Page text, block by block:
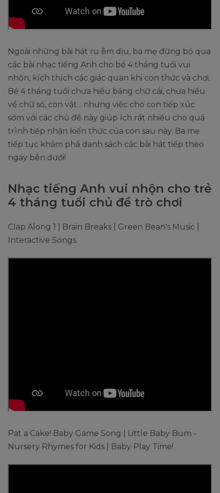
Ngoài những bài hát ru êm dịu, ba mẹ đừng bỏ qua
các bài nhạc tiếng Anh cho bé 4 tháng tuổi vui
nhộn, kích thích các giác quan khi con thức và chơi.
Bé 4 tháng tuổi chưa hiểu bảng chữ cái, chưa hiểu
về chữ số, con vật... nhưng việc cho con tiếp xúc
sớm với các chủ đề này giúp ích rất nhiều cho quá
trình tiếp nhận kiến thức của con sau này. Ba mẹ
tiếp tục khám phá danh sách các bài hát tiếp theo
ngay bên dưới!
Nhạc tiếng Anh vui nhộn cho trẻ
4 tháng tuổi chủ đề trò chơi
Clap Along 1 | Brain Breaks | Green Bean's Music |
Interactive Songs
Pat a Cake! Baby Game Song | Little Baby Bum -
Nursery Rhymes for Kids | Baby Play Time!